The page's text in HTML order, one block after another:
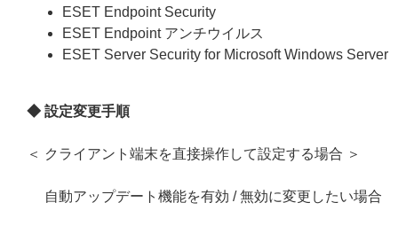
ESET Endpoint Security
ESET Endpoint アンチウイルス
ESET Server Security for Microsoft Windows Server
◆ 設定変更手順
＜ クライアント端末を直接操作して設定する場合 ＞
自動アップデート機能を有効 / 無効に変更したい場合